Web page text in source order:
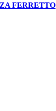
FERRETTO